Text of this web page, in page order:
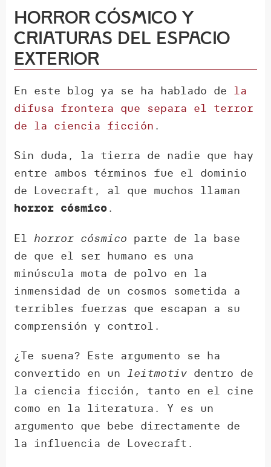
Horror cósmico y
criaturas del espacio
exterior
En este blog ya se ha hablado de la
difusa frontera que separa el terror
de la ciencia ficción .
Sin duda, la tierra de nadie que hay
entre ambos términos fue el dominio
de Lovecraft, al que muchos llaman
horror cósmico.
El horror cósmico parte de la base
de que el ser humano es una
minúscula mota de polvo en la
inmensidad de un cosmos sometida a
terribles fuerzas que escapan a su
comprensión y control.
¿Te suena? Este argumento se ha
convertido en unleitmotiv dentro de
la ciencia ficción, tanto en el cine
como en la literatura. Y es un
argumento que bebe directamente de
la influencia de Lovecraft.